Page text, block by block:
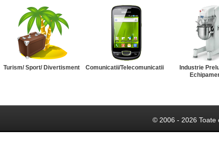
Turism/ Sport/ Divertisment Comunicatii/Telecomunicatii
Industrie
© 2006 - 2026